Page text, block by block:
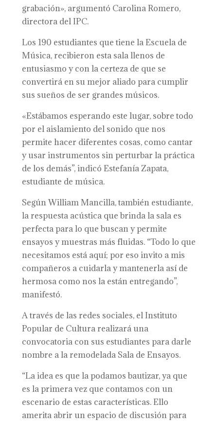
grabación», argumentó Carolina Romero,
directora del IPC.
Los 190 estudiantes que tiene la Escuela de
Música, recibieron esta sala llenos de
entusiasmo y con la certeza de que se
convertirá en su mejor aliado para cumplir
sus sueños de ser grandes músicos.
«Estábamos esperando este lugar, sobre todo
por el aislamiento del sonido que nos
permite hacer diferentes cosas, como cantar
y usar instrumentos sin perturbar la práctica
de los demás”, indicó Estefanía Zapata,
estudiante de música.
Según William Mancilla, también estudiante,
la respuesta acústica que brinda la sala es
perfecta para lo que buscan y permite
ensayos y muestras más fluidas. “Todo lo que
necesitamos está aquí; por eso invito a mis
compañeros a cuidarla y mantenerla así de
hermosa como nos la están entregando”,
manifestó.
A través de las redes sociales, el Instituto
Popular de Cultura realizará una
convocatoria con sus estudiantes para darle
nombre a la remodelada Sala de Ensayos.
“La idea es que la podamos bautizar, ya que
es la primera vez que contamos con un
escenario de estas características. Ello
amerita abrir un espacio de discusión para